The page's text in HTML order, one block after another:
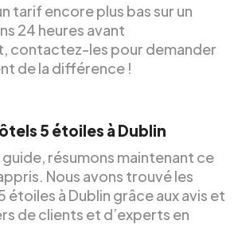
tarif encore plus bas sur un
24 heures avant
contactez-les pour demander
de la différence !
5 étoiles à Dublin
résumons maintenant ce
Nous avons trouvé les
étoiles à Dublin grâce aux avis et
de clients et d’experts en